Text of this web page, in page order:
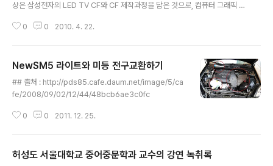
상은 삼성전자의 LED TV CF와 CF 제작과정을 담은 것으로, 컴퓨터 그래픽 효
여 직접 찍은 것이라 한다. 그만큼 제품의 성능에 대한 자신감 표출 및 소비자에
까... 아마 느껴보지 못한 사람은 정말 알 수 없을 것 같다.
0 0 2010. 4. 22.
NewSM5 라이트와 미등 전구교환하기
## 출처 : http://pds85.cafe.daum.net/image/5/ca
fe/2008/09/02/12/44/48bcb6ae3c0fc
0 0 2011. 12. 25.
허성도 서울대학교 중어중문학과 교수의 강연 녹취록